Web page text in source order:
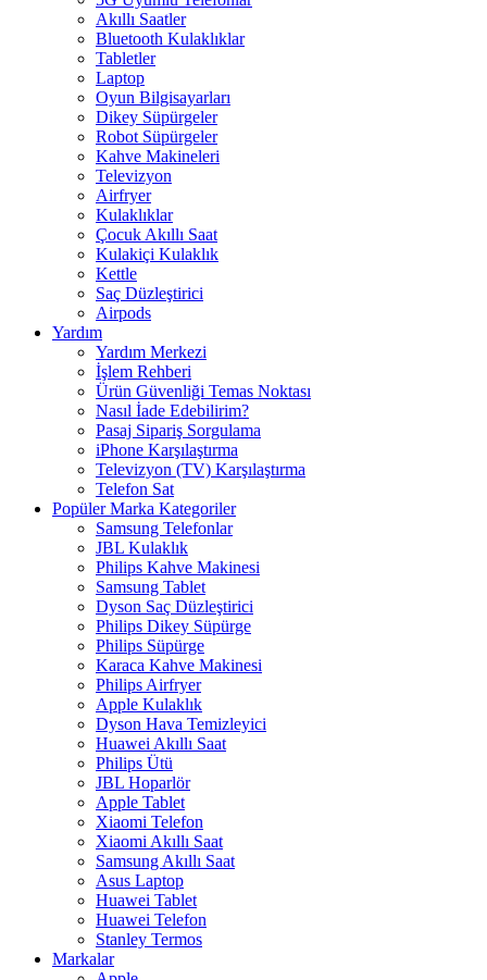
Akıllı Saatler
Bluetooth Kulaklıklar
Tabletler
Laptop
Oyun Bilgisayarları
Dikey Süpürgeler
Robot Süpürgeler
Kahve Makineleri
Televizyon
Airfryer
Kulaklıklar
Çocuk Akıllı Saat
Kulakiçi Kulaklık
Kettle
Saç Düzleştirici
Airpods
Yardım
Yardım Merkezi
İşlem Rehberi
Ürün Güvenliği Temas Noktası
Nasıl İade Edebilirim?
Pasaj Sipariş Sorgulama
iPhone Karşılaştırma
Televizyon (TV) Karşılaştırma
Telefon Sat
Popüler Marka Kategoriler
Samsung Telefonlar
JBL Kulaklık
Philips Kahve Makinesi
Samsung Tablet
Dyson Saç Düzleştirici
Philips Dikey Süpürge
Philips Süpürge
Karaca Kahve Makinesi
Philips Airfryer
Apple Kulaklık
Dyson Hava Temizleyici
Huawei Akıllı Saat
Philips Ütü
JBL Hoparlör
Apple Tablet
Xiaomi Telefon
Xiaomi Akıllı Saat
Samsung Akıllı Saat
Asus Laptop
Huawei Tablet
Huawei Telefon
Stanley Termos
Markalar